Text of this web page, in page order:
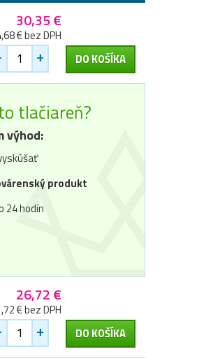
30,35 €
€ bez DPH
+ DO KOŠÍKA
tlačiareň?
výhod:
produkt
24 hodín
26,72 €
€ bez DPH
+ DO KOŠÍKA